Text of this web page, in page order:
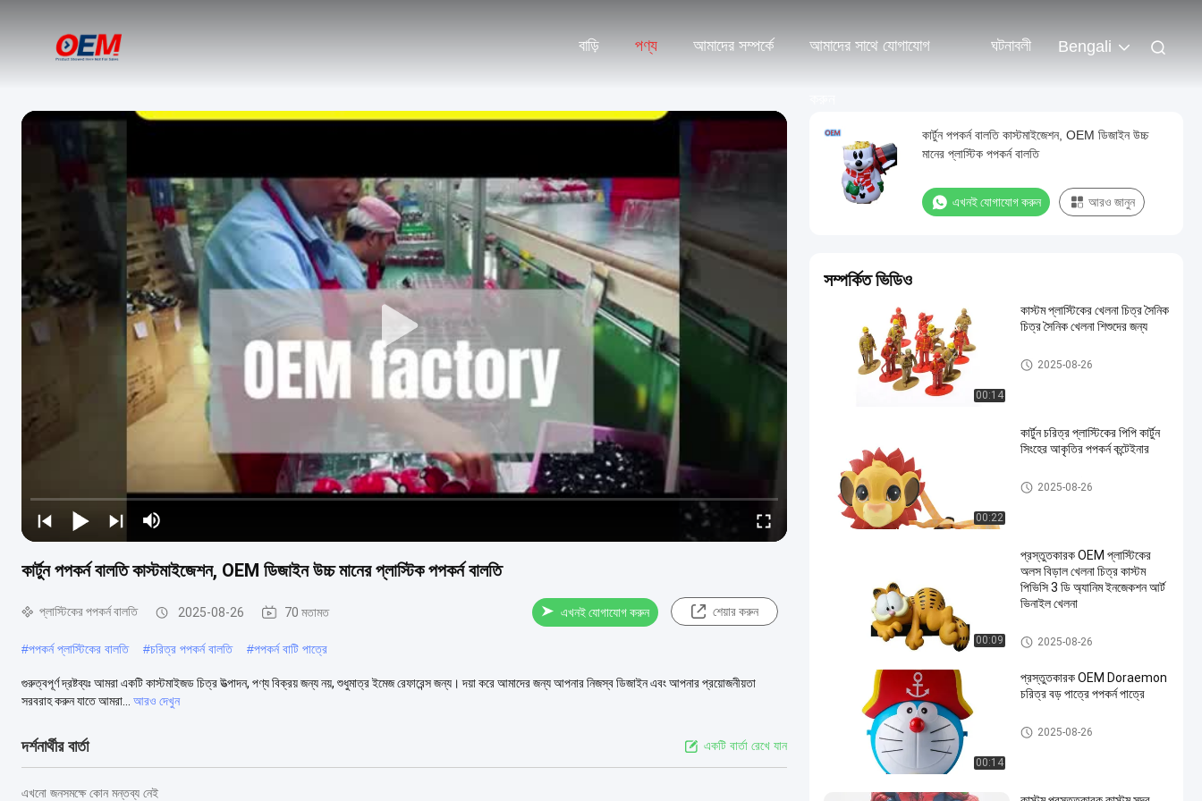
বাড়ি পণ্য আমাদের সম্পর্কে আমাদের সাথে যোগাযোগ ঘটনাবলী Bengali
কার্টুন পপকর্ন বালতি কাস্টমাইজেশন, OEM ডিজাইন উচ্চ মানের প্লাস্টিক পপকর্ন বালতি
প্লাস্টিকের পপকর্ন বালতি 2025-08-26 70 মতামত এখনই যোগাযোগ করুন শেয়ার করুন
#পপকর্ন প্লাস্টিকের বালতি #চরিত্র পপকর্ন বালতি #পপকর্ন বাটি পাত্রে
গুরুত্বপূর্ণ দ্রষ্টব্যঃ আমরা একটি কাস্টমাইজড চিত্র উত্পাদন, পণ্য বিক্রয় জন্য নয়, শুধুমাত্র ইমেজ রেফারেন্স জন্য। দয়া করে আমাদের জন্য আপনার নিজস্ব ডিজাইন এবং আপনার প্রয়োজনীয়তা
সরবরাহ করুন যাতে আমরা...
আরও দেখুন
দর্শনার্থীর বার্তা একটি বার্তা রেখে যান
এখনো জনসমক্ষে কোন মন্তব্য নেই
কার্টুন পপকর্ন বালতি কাস্টমাইজেশন, OEM ডিজাইন উচ্চ
মানের প্লাস্টিক পপকর্ন বালতি
এখনই যোগাযোগ করুন আরও জানুন
সম্পর্কিত ভিডিও
00:14
কাস্টম প্লাস্টিকের খেলনা চিত্র সৈনিক
চিত্র সৈনিক খেলনা শিশুদের জন্য
কাস্টম প্লাস্টিকের খেলনা/পিভিসি খেলনা
2025-08-26
00:22
কার্টুন চরিত্র প্লাস্টিকের পিপি কার্টুন
সিংহের আকৃতির পপকর্ন কন্টেইনার
প্লাস্টিকের পপকর্ন বালতি
2025-08-26
00:09
প্রস্তুতকারক OEM প্লাস্টিকের
অলস বিড়াল খেলনা চিত্র কাস্টম
পিভিসি 3 ডি অ্যানিম ইনজেকশন আর্ট
ভিনাইল খেলনা
প্লাস্টিকের প্রাণী/প্লাস্টিকের প্রাণী মডেল
খেলনা
2025-08-26
00:14
প্রস্তুতকারক OEM Doraemon
চরিত্র বড় পাত্রে পপকর্ন পাত্রে
প্লাস্টিকের পপকর্ন বালতি
2025-08-26